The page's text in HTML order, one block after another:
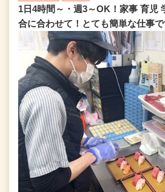
1日4時間～・週3～OK！家事 育児
合に合わせて！とても簡単な仕事で